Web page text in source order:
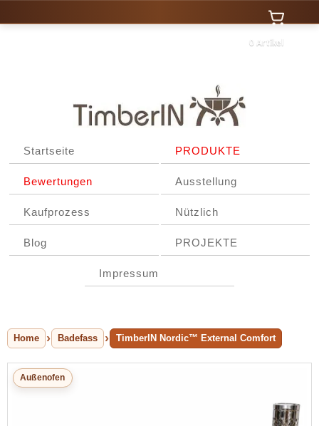
0 Artikel
Startseite PRODUKTE
Bewertungen Ausstellung
Kaufprozess Nützlich
Blog PROJEKTE
Impressum
Home Badefass TimberIN Nordic™ External Comfort
Außenofen